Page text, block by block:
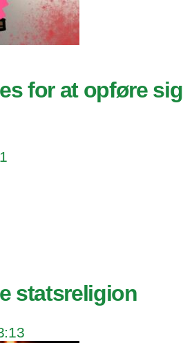
for at opføre sig
statsreligion